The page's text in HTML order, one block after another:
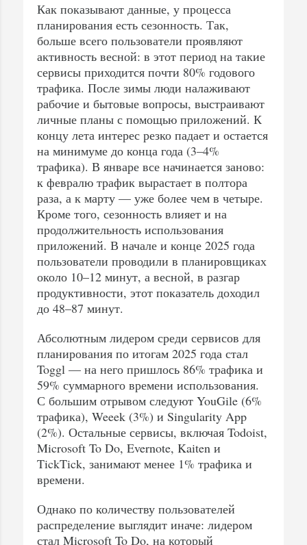
Как показывают данные, у процесса
планирования есть сезонность. Так,
больше всего пользователи проявляют
активность весной: в этот период на такие
сервисы приходится почти 80% годового
трафика. После зимы люди налаживают
рабочие и бытовые вопросы, выстраивают
личные планы с помощью приложений. К
концу лета интерес резко падает и остается
на минимуме до конца года (3–4%
трафика). В январе все начинается заново:
к февралю трафик вырастает в полтора
раза, а к марту — уже более чем в четыре.
Кроме того, сезонность влияет и на
продолжительность использования
приложений. В начале и конце 2025 года
пользователи проводили в планировщиках
около 10–12 минут, а весной, в разгар
продуктивности, этот показатель доходил
до 48–87 минут.
Абсолютным лидером среди сервисов для
планирования по итогам 2025 года стал
Toggl — на него пришлось 86% трафика и
59% суммарного времени использования.
С большим отрывом следуют YouGile (6%
трафика), Weeek (3%) и Singularity App
(2%). Остальные сервисы, включая Todoist,
Microsoft To Do, Evernote, Kaiten и
TickTick, занимают менее 1% трафика и
времени.
Однако по количеству пользователей
распределение выглядит иначе: лидером
стал Microsoft To Do, на который